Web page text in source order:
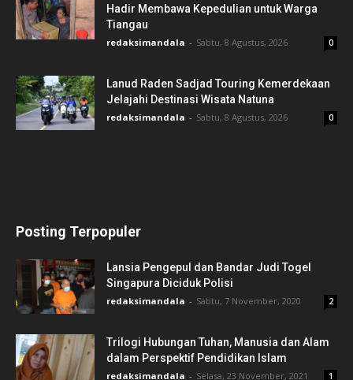
Hadir Membawa Kepedulian untuk Warga
Tiangau
redaksimandala - Sabtu, 8 Agustus, 2026 0
Lanud Raden Sadjad Touring Kemerdekaan
Jelajahi Destinasi Wisata Natuna
redaksimandala - Sabtu, 8 Agustus, 2026 0
Posting Terpopuler
Lansia Pengepul dan Bandar Judi Togel
Singapura Diciduk Polisi
redaksimandala - Sabtu, 7 November, 2020 2
Trilogi Hubungan Tuhan, Manusia dan Alam
dalam Perspektif Pendidikan Islam
redaksimandala - Selasa, 23 November, 2021 1